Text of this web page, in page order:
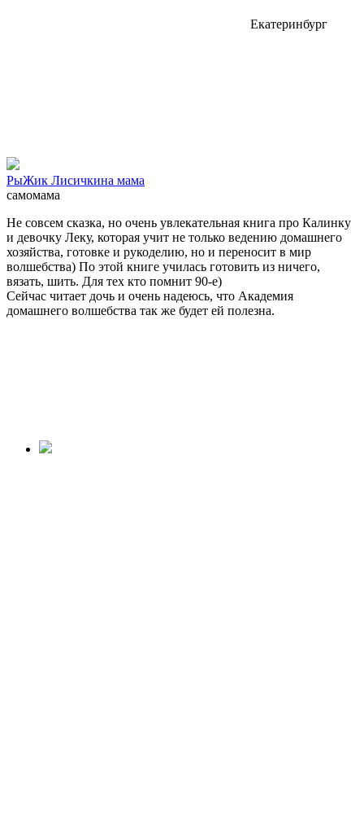
Екатеринбург
РыЖик Лисичкина мама
самомама
Не совсем сказка, но очень увлекательная книга про Калинку
и девочку Леку, которая учит не только ведению домашнего
хозяйства, готовке и рукоделию, но и переносит в мир
волшебства) По этой книге училась готовить из ничего,
вязать, шить. Для тех кто помнит 90-е)
Сейчас читает дочь и очень надеюсь, что Академия
домашнего волшебства так же будет ей полезна.